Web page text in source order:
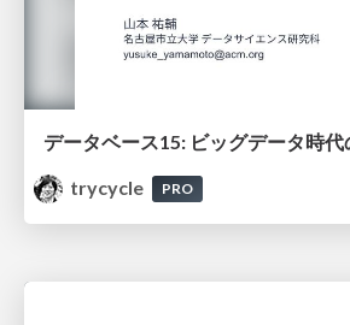
データベース15: ビッグデータ時
trycycle
PRO